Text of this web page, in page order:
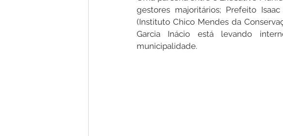
Nota de Pesar Campanhas Datas
gestores majoritários; Prefeito
(Instituto Chico Mendes da
Garcia Inácio está levando
municipalidade.